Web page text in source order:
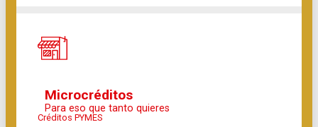
Microcréditos
Para eso que tanto quieres
Créditos PYMES